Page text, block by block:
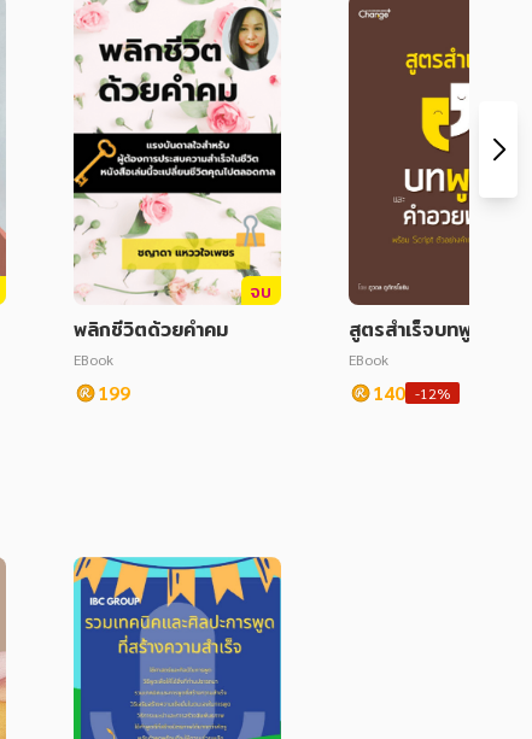
จบ
พลิกชีวิตด้วยคำคม
EBook
199
สูตรสำเร็จบทพูดและ
วยพร ฉบับจัดเต็ม
EBook
140 -12%